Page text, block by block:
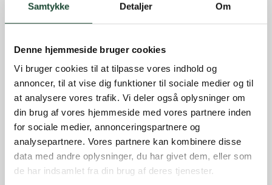
Samtykke Detaljer Om
Denne hjemmeside bruger cookies
Vi bruger cookies til at tilpasse vores indhold og
annoncer, til at vise dig funktioner til sociale medier og til
at analysere vores trafik. Vi deler også oplysninger om
din brug af vores hjemmeside med vores partnere inden
for sociale medier, annonceringspartnere og
analysepartnere. Vores partnere kan kombinere disse
data med andre oplysninger, du har givet dem, eller som
de har indsamlet fra din brug af deres tjenester.